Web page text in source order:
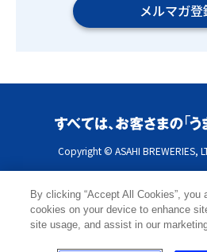
メルマガ登
Copyright © ASAHI BREWERIES,
By clicking “Accept All Cookies”, you
cookies on your device to enhance
site usage, and assist in our